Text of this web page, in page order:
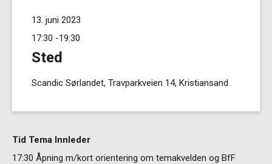
13. juni 2023
17:30 -19:30
Sted
Scandic Sørlandet, Travparkveien 14, Kristiansand
Tid Tema Innleder
17:30 Åpning m/kort orientering om temakvelden og BfF